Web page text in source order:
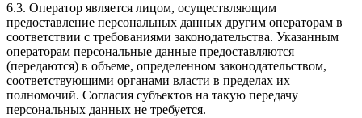
6.3. Оператор является лицом, осуществляющим
предоставление персональных данных другим операторам в
соответствии с требованиями законодательства. Указанным
операторам персональные данные предоставляются
(передаются) в объеме, определенном законодательством,
соответствующими органами власти в пределах их
полномочий. Согласия субъектов на такую передачу
персональных данных не требуется.